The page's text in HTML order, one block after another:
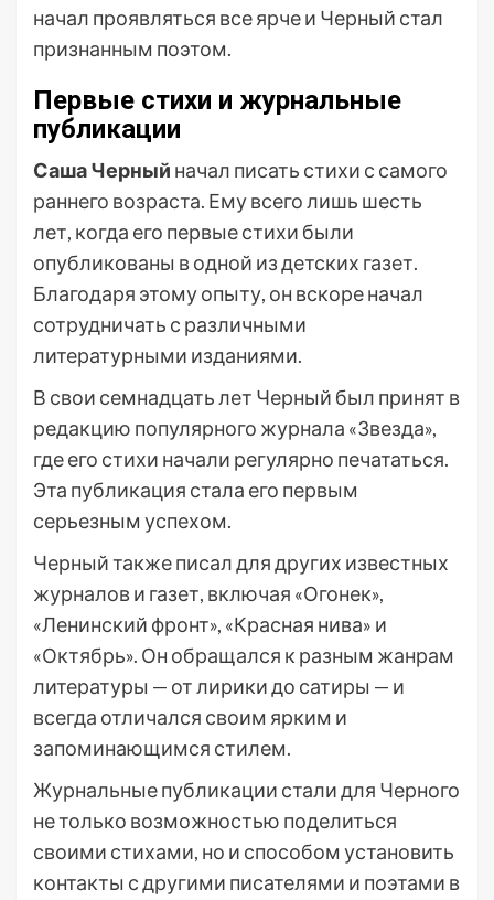
начал проявляться все ярче и Черный стал
признанным поэтом.
Первые стихи и журнальные
публикации
Саша Черный начал писать стихи с самого
раннего возраста. Ему всего лишь шесть
лет, когда его первые стихи были
опубликованы в одной из детских газет.
Благодаря этому опыту, он вскоре начал
сотрудничать с различными
литературными изданиями.
В свои семнадцать лет Черный был принят в
редакцию популярного журнала «Звезда»,
где его стихи начали регулярно печататься.
Эта публикация стала его первым
серьезным успехом.
Черный также писал для других известных
журналов и газет, включая «Огонек»,
«Ленинский фронт», «Красная нива» и
«Октябрь». Он обращался к разным жанрам
литературы — от лирики до сатиры — и
всегда отличался своим ярким и
запоминающимся стилем.
Журнальные публикации стали для Черного
не только возможностью поделиться
своими стихами, но и способом установить
контакты с другими писателями и поэтами в